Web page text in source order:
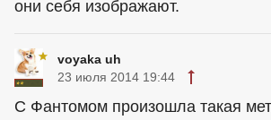
они себя изображают.
voyaka uh
23 июля 2014 19:44
С Фантомом произошла такая